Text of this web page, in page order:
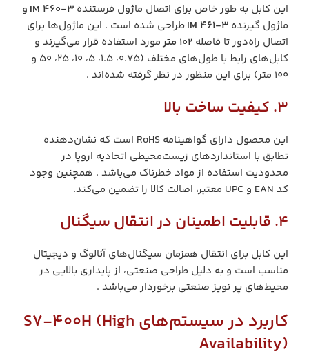
این کابل به طور خاص برای اتصال ماژول فرستنده IM 460-3 و
ماژول گیرنده IM 461-3طراحی شده است . این ماژول‌ها برای
اتصال راه‌دور تا فاصله ۱۰۲ متر
مورد استفاده قرار می‌گیرند و
کابل‌های رابط با طول‌های مختلف (۰.۷۵، ۱.۵، ۵، ۱۰، ۲۵، ۵۰ و
۱۰۰ متر) برای این منظور در نظر گرفته شده‌اند .
3. کیفیت ساخت بالا
این محصول دارای گواهینامه RoHS است که نشان‌دهنده
تطابق با استانداردهای زیست‌محیطی اتحادیه اروپا در
محدودیت استفاده از مواد خطرناک می‌باشد . همچنین وجود
کد EAN و UPC معتبر، اصالت کالا را تضمین می‌کند.
4. قابلیت اطمینان در انتقال سیگنال
این کابل برای انتقال همزمان سیگنال‌های آنالوگ و دیجیتال
مناسب است و به دلیل طراحی صنعتی، از پایداری بالایی در
محیط‌های پر نویز صنعتی برخوردار می‌باشد .
کاربرد در سیستم‌های S7-400H (High
Availability)